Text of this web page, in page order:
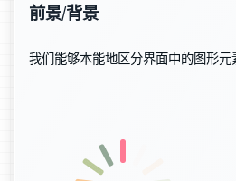
前景/背景
我们能够本能地区分界面中的图形元